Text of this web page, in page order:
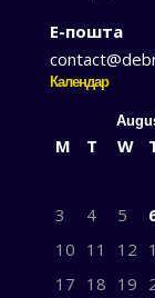
Е-пошта
Календар
M T W
3
4 5
10 11 12
17 18 19